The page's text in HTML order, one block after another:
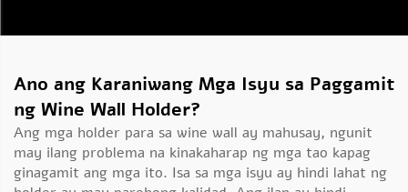
Ano ang Karaniwang Mga Isyu sa Paggamit
ng Wine Wall Holder?
Ang mga holder para sa wine wall ay mahusay, ngunit
may ilang problema na kinakaharap ng mga tao kapag
ginagamit ang mga ito. Isa sa mga isyu ay hindi lahat ng